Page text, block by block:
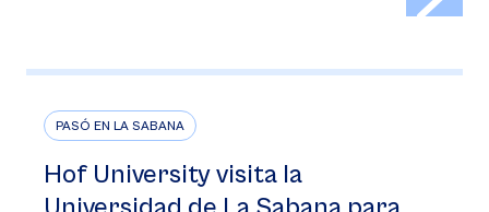
PASÓ EN LA SABANA
Hof University visita la